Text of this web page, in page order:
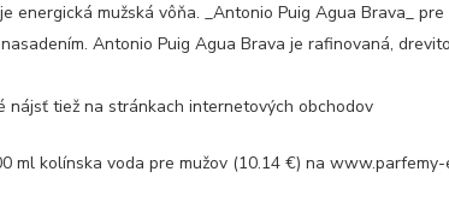
energická mužská vôňa. _Antonio Puig Agua Brava_
Antonio Puig Agua Brava je rafinovaná,
nájsť tiež na stránkach internetových obchodov
ml kolínska voda pre mužov (10.14 €) na